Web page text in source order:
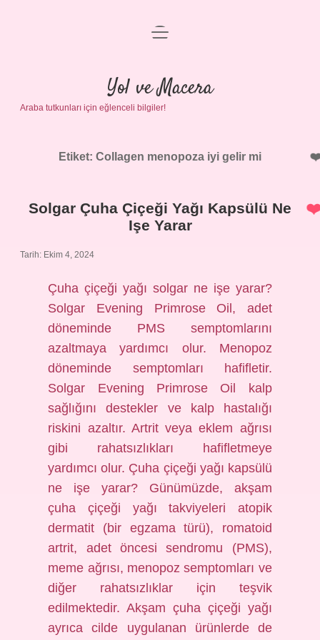
Anasayfa
Gizlilik Politikası
Yasal Uyarı
menüyü
Yol ve Macera
Araba tutkunları için eğlenceli bilgiler!
Etiket: Collagen menopoza iyi gelir mi
Solgar Çuha Çiçeği Yağı Kapsülü Ne
Işe Yarar
Tarih: Ekim 4, 2024
Çuha çiçeği yağı solgar ne işe yarar?
Solgar Evening Primrose Oil, adet
döneminde PMS semptomlarını
azaltmaya yardımcı olur. Menopoz
döneminde semptomları hafifletir.
Solgar Evening Primrose Oil kalp
sağlığını destekler ve kalp hastalığı
riskini azaltır. Artrit veya eklem ağrısı
gibi rahatsızlıkları hafifletmeye
yardımcı olur. Çuha çiçeği yağı kapsülü
ne işe yarar? Günümüzde, akşam
çuha çiçeği yağı takviyeleri atopik
dermatit (bir egzama türü), romatoid
artrit, adet öncesi sendromu (PMS),
meme ağrısı, menopoz semptomları ve
diğer rahatsızlıklar için teşvik
edilmektedir. Akşam çuha çiçeği yağı
ayrıca cilde uygulanan ürünlerde de